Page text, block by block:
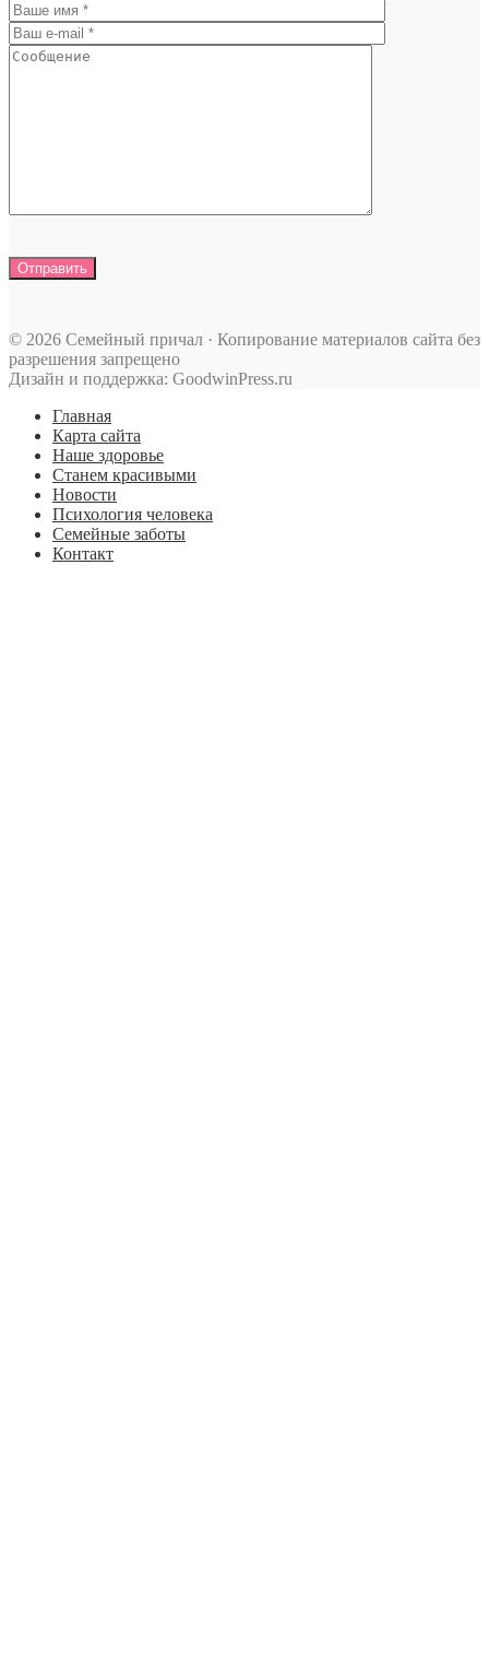
© 2026 Семейный причал · Копирование материалов сайта без
разрешения запрещено
Дизайн и поддержка: GoodwinPress.ru
Главная
Карта сайта
Наше здоровье
Станем красивыми
Новости
Психология человека
Семейные заботы
Контакт